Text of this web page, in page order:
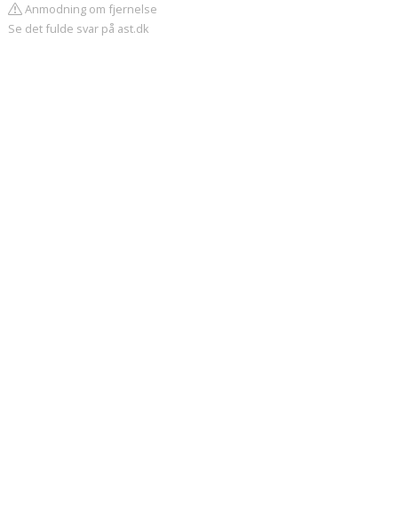
Anmodning om fjernelse
Se det fulde svar på ast.dk